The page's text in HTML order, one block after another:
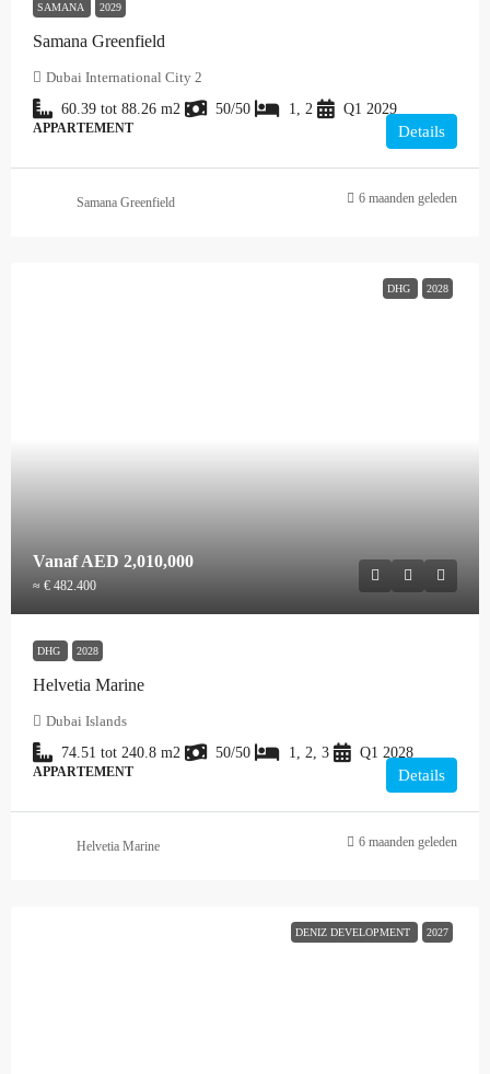
SAMANA 2029
Samana Greenfield
Dubai International City 2
60.39 tot 88.26 m2 50/50 1, 2 Q1 2029
APPARTEMENT Details
Samana Greenfield 6 maanden geleden
DHG 2028
VanafAED 2,010,000
≈ € 482.400
DHG 2028
Helvetia Marine
Dubai Islands
74.51 tot 240.8 m2 50/50 1, 2, 3 Q1 2028
APPARTEMENT Details
Helvetia Marine 6 maanden geleden
DENIZ DEVELOPMENT 2027